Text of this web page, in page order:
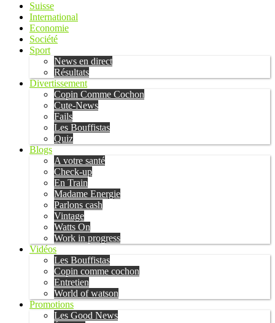
Suisse
International
Economie
Société
Sport
News en direct
Résultats
Divertissement
Copin Comme Cochon
Cute-News
Fails
Les Bouffistas
Quiz
Blogs
A votre santé
Check-up
En Train
Madame Energie
Parlons cash
Vintage
Watts On
Work in progress
Vidéos
Les Bouffistas
Copin comme cochon
Entretien
World of watson
Promotions
Les Good News